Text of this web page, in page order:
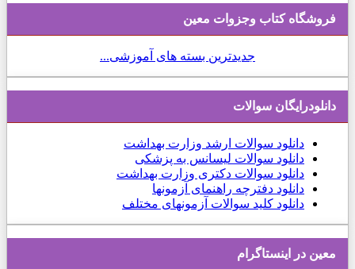
فروشگاه کتاب وجزوات معین
جدیدترین بسته های آموزشی...
دانلودرایگان سوالات
دانلود سوالات ارشد وزارت بهداشت
دانلود سوالات لیسانس به پزشکی
دانلود سوالات دکتری وزارت بهداشت
دانلود دفترچه راهنمای آزمونها
دانلود کلید سوالات آزمونهای مختلف
معین در اینستاگرام